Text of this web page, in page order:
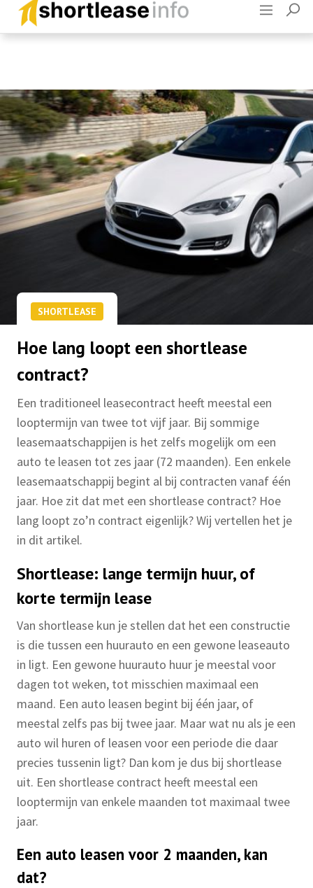
Contact
SHORTLEASE
Hoe lang loopt een shortlease
contract?
Een traditioneel leasecontract heeft meestal een
looptermijn van twee tot vijf jaar. Bij sommige
leasemaatschappijen is het zelfs mogelijk om een
auto te leasen tot zes jaar (72 maanden). Een enkele
leasemaatschappij begint al bij contracten vanaf één
jaar. Hoe zit dat met een shortlease contract? Hoe
lang loopt zo’n contract eigenlijk? Wij vertellen het je
in dit artikel.
Shortlease: lange termijn huur, of
korte termijn lease
Van shortlease kun je stellen dat het een constructie
is die tussen een huurauto en een gewone leaseauto
in ligt. Een gewone huurauto huur je meestal voor
dagen tot weken, tot misschien maximaal een
maand. Een auto leasen begint bij één jaar, of
meestal zelfs pas bij twee jaar. Maar wat nu als je een
auto wil huren of leasen voor een periode die daar
precies tussenin ligt? Dan kom je dus bij shortlease
uit. Een shortlease contract heeft meestal een
looptermijn van enkele maanden tot maximaal twee
jaar.
Een auto leasen voor 2 maanden, kan
dat?